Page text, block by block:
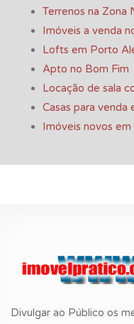
Terrenos na Zona
Imóveis a venda
Lofts em Porto
Apto no Bom Fim
Locação de sala
Casas para venda
Imóveis novos
Divulgar ao Público os